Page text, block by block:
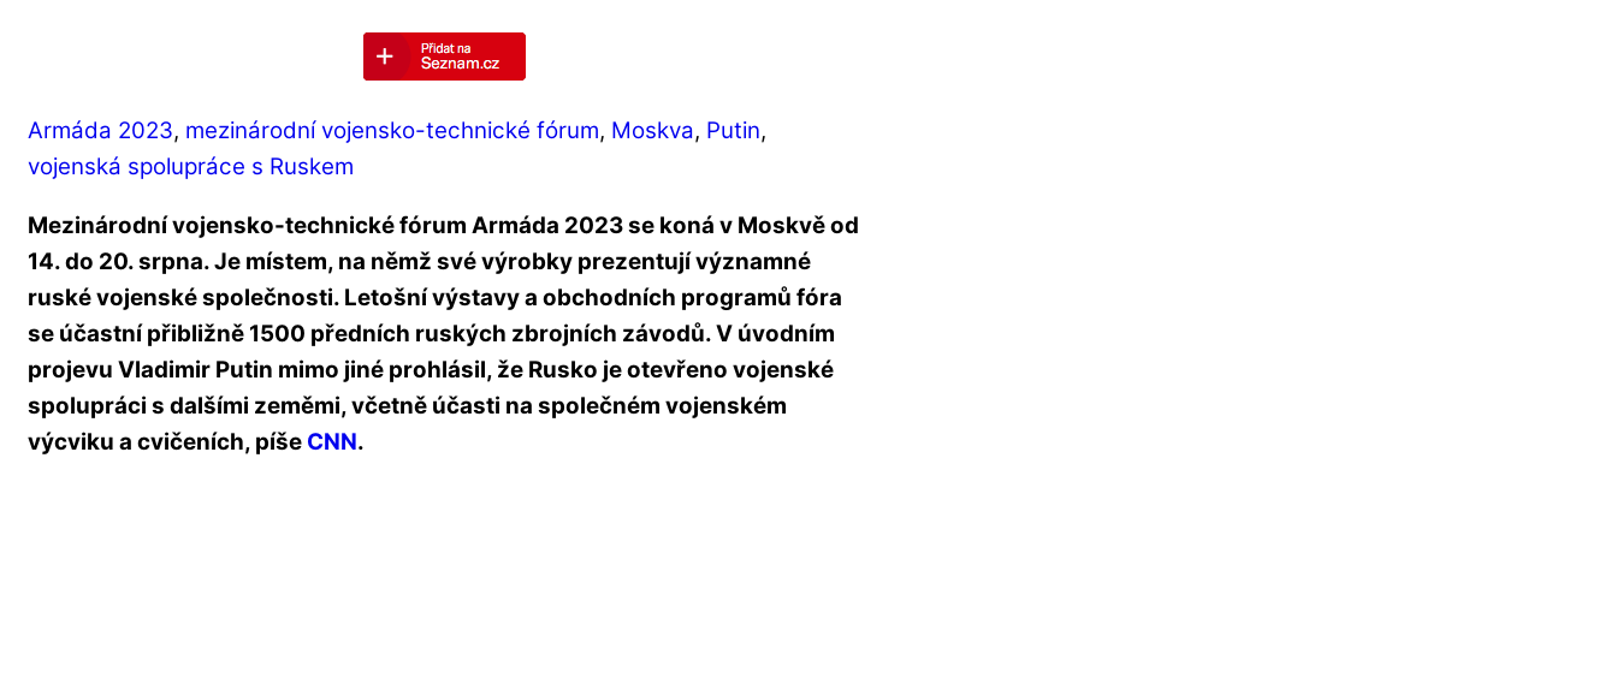
Armáda 2023, mezinárodní vojensko-technické fórum, Moskva, Putin,
vojenská spolupráce s Ruskem
Mezinárodní vojensko-technické fórum Armáda 2023 se koná v Moskvě od
14. do 20. srpna. Je místem, na němž své výrobky prezentují významné
ruské vojenské společnosti. Letošní výstavy a obchodních programů fóra
se účastní přibližně 1500 předních ruských zbrojních závodů. V úvodním
projevu Vladimir Putin mimo jiné prohlásil, že Rusko je otevřeno vojenské
spolupráci s dalšími zeměmi, včetně účasti na společném vojenském
výcviku a cvičeních, píše CNN.